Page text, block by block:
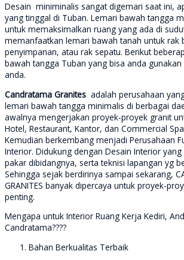
Desain miniminalis sangat digemari saat ini,
yang tinggal di Tuban. Lemari bawah tangga
untuk memaksimalkan ruang yang ada di
memanfaatkan lemari bawah tanah untuk rak
penyimpanan, atau rak sepatu. Berikut
bawah tangga Tuban yang bisa anda
anda.
Candratama Granites adalah perusahaan
lemari bawah tangga minimalis di berbagai
awalnya mengerjakan proyek-proyek granit
Hotel, Restaurant, Kantor, dan Commercial
Kemudian berkembang menjadi Perusahaan
Interior. Didukung dengan Desain Interior
pakar dibidangnya, serta teknisi lapangan yg
Sehingga sejak berdirinya sampai sekarang,
GRANITES banyak dipercaya untuk proyek-
penting.
Mengapa untuk Interior Ruang Kerja Kediri,
Candratama????
Bahan Berkualitas Terbaik